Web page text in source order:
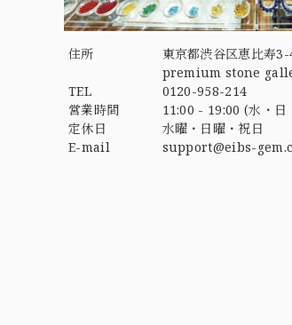
住所
東京都渋谷区恵比寿
premium stone
TEL
0120-958-214
営業時間
11:00 - 19:00 (水・日
定休日
水曜・日曜・祝日
E-mail
support@eibs-